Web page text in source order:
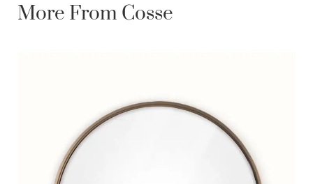
More From Cosse